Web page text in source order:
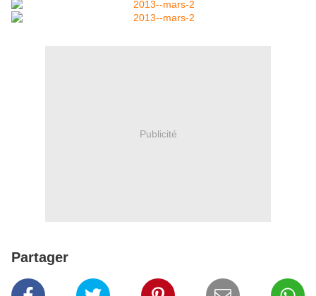
Publicité
Partager